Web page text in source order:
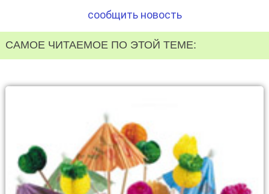
сообщить новость
САМОЕ ЧИТАЕМОЕ ПО ЭТОЙ ТЕМЕ: